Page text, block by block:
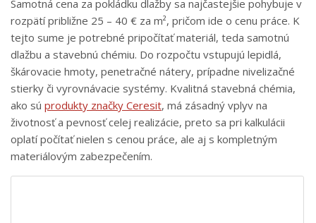
Samotná cena za pokládku dlažby sa najčastejšie pohybuje v
rozpätí približne 25 – 40 € za m², pričom ide o cenu práce. K
tejto sume je potrebné pripočítať materiál, teda samotnú
dlažbu a stavebnú chémiu. Do rozpočtu vstupujú lepidlá,
škárovacie hmoty, penetračné nátery, prípadne nivelizačné
stierky či vyrovnávacie systémy. Kvalitná stavebná chémia,
ako sú produkty značky Ceresit, má zásadný vplyv na
životnosť a pevnosť celej realizácie, preto sa pri kalkulácii
oplatí počítať nielen s cenou práce, ale aj s kompletným
materiálovým zabezpečením.